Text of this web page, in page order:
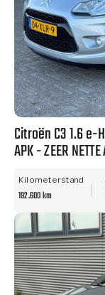
Citroën C3 1.6 e-
APK - ZEER
Kilometerstand
192.600 km